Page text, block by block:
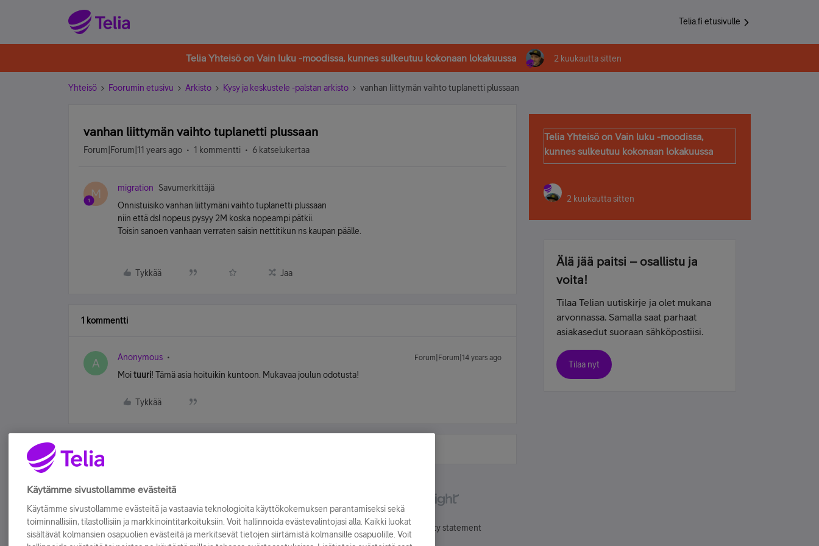
Telia.fi etusivulle
Telia Yhteisö on Vain luku -moodissa, kunnes sulkeutuu kokonaan lokakuussa 2 kuukautta sitten
Yhteisö Foorumin etusivu Arkisto Kysy ja keskustele -palstan arkisto vanhan liittymän vaihto tuplanetti plussaan
vanhan liittymän vaihto tuplanetti plussaan
Forum|Forum|11 years ago 1 kommentti 6 katselukertaa
M migration
Savumerkittäjä
Onnistuisiko vanhan liittymäni vaihto tuplanetti plussaan
niin että dsl nopeus pysyy 2M koska nopeampi pätkii.
Toisin sanoen vanhaan verraten saisin nettitikun ns kaupan päälle.
Tykkää Jaa
1 kommentti
A Anonymous Forum|Forum|14 years ago
Moituuri! Tämä asia hoituikin kuntoon. Mukavaa joulun odotusta!
Tykkää
Telia Yhteisö on Vain luku -moodissa,
kunnes sulkeutuu kokonaan lokakuussa
2 kuukautta sitten
Älä jää paitsi – osallistu ja
voita!
Tilaa Telian uutiskirje ja olet mukana
arvonnassa. Samalla saat parhaat
asiakasedut suoraan sähköpostiisi.
Tilaa nyt
Käyttöehdot Accessibility statement
Käytämme sivustollamme evästeitä
Käytämme sivustollamme evästeitä ja vastaavia teknologioita käyttökokemuksen parantamiseksi sekä
toiminnallisiin, tilastollisiin ja markkinointitarkoituksiin. Voit hallinnoida evästevalintojasi alla. Kaikki luokat
sisältävät kolmansien osapuolien evästeitä ja merkitsevät tietojen siirtämistä kolmansille osapuolille. Voit